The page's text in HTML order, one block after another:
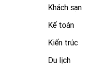
Khách sạn
Kế toán
Kiến trúc
Du lịch